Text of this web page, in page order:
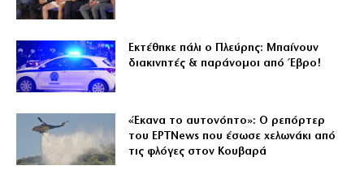
Εκτέθηκε πάλι ο Πλεύρης: Μπαίνουν
διακινητές & παράνομοι από Έβρο!
«Έκανα το αυτονόητο»: Ο ρεπόρτερ
του ΕΡΤNews που έσωσε χελωνάκι από
τις φλόγες στον Κουβαρά